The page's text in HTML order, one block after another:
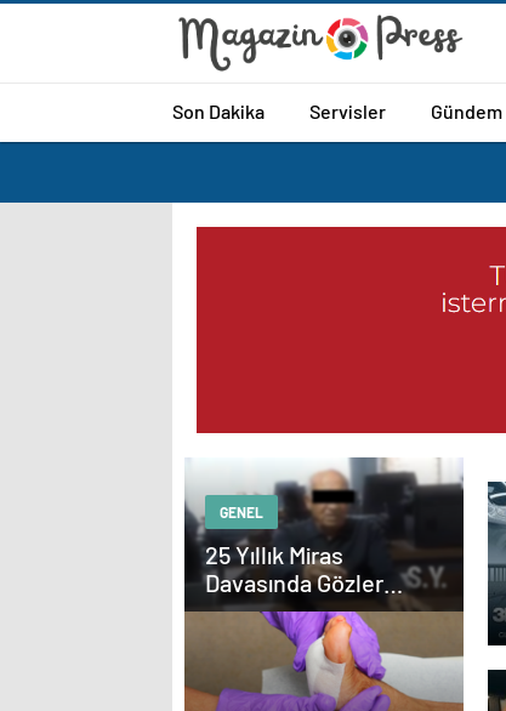
Son Dakika Servisler Gündem
GENEL
25 Yıllık Miras
Davasında Gözler
Temmuz Ayındaki
Karar Duruşmasına
Çevrildi